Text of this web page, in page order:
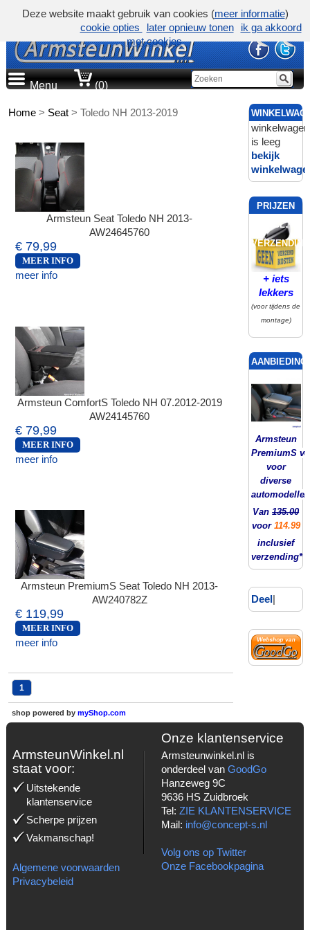
Menu (0)
Home > Seat >Toledo NH 2013-2019
Armsteun Seat Toledo NH 2013-
AW24645760
€ 79,99
MEER INFO
meer info
Armsteun ComfortS Toledo NH 07.2012-2019
AW24145760
€ 79,99
MEER INFO
meer info
Armsteun PremiumS Seat Toledo NH 2013-
AW240782Z
€ 119,99
MEER INFO
meer info
1
shop powered bymyShop.com
winkelwagen
is leeg
bekijk
PRIJZEN
INCL.
VERZENDING
+ iets
lekkers
(voor tijdens de
montage)
Armsteun
PremiumS
voor
diverse
automodellen
Van135.00
voor 114.99
inclusief
verzending*
Deel|
ArmsteunWinkel.nl
staat voor:
Uitstekende
klantenservice
Scherpe prijzen
Vakmanschap!
Algemene voorwaarden
Privacybeleid
Onze klantenservice
Armsteunwinkel.nl is
onderdeel van GoodGo
Hanzeweg 9C
9636 HS Zuidbroek
Tel: ZIE KLANTENSERVICE
Mail: info@concept-s.nl
Volg ons op Twitter
Onze Facebookpagina
Deze website maakt gebruik van cookies (meer informatie)
cookie opties
later opnieuw tonen
ik ga akkoord
met cookies